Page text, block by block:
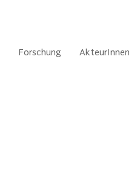
Forschung AkteurInnen